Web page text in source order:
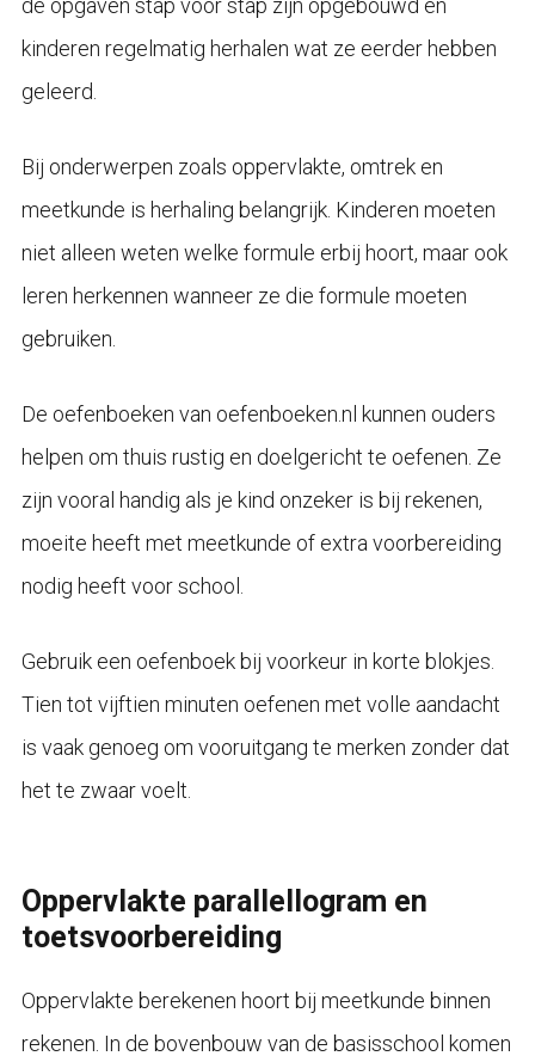
de opgaven stap voor stap zijn opgebouwd en
kinderen regelmatig herhalen wat ze eerder hebben
geleerd.
Bij onderwerpen zoals oppervlakte, omtrek en
meetkunde is herhaling belangrijk. Kinderen moeten
niet alleen weten welke formule erbij hoort, maar ook
leren herkennen wanneer ze die formule moeten
gebruiken.
De oefenboeken van oefenboeken.nl kunnen ouders
helpen om thuis rustig en doelgericht te oefenen. Ze
zijn vooral handig als je kind onzeker is bij rekenen,
moeite heeft met meetkunde of extra voorbereiding
nodig heeft voor school.
Gebruik een oefenboek bij voorkeur in korte blokjes.
Tien tot vijftien minuten oefenen met volle aandacht
is vaak genoeg om vooruitgang te merken zonder dat
het te zwaar voelt.
Oppervlakte parallellogram en
toetsvoorbereiding
Oppervlakte berekenen hoort bij meetkunde binnen
rekenen. In de bovenbouw van de basisschool komen